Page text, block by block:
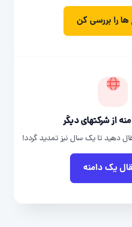
را بررسی کن
از شرکتهای دیگر
دهید تا یک سال نیز تمدید گردد!
یک دامنه